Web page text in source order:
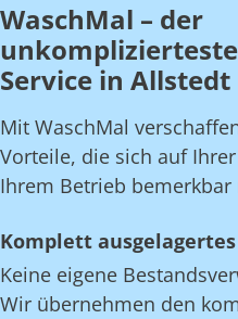
WaschMal – der
Service in Allstedt
Mit WaschMal
Vorteile, die sich auf
Ihrem Betrieb bemerkbar
Komplett
Keine eigene
Wir übernehmen den